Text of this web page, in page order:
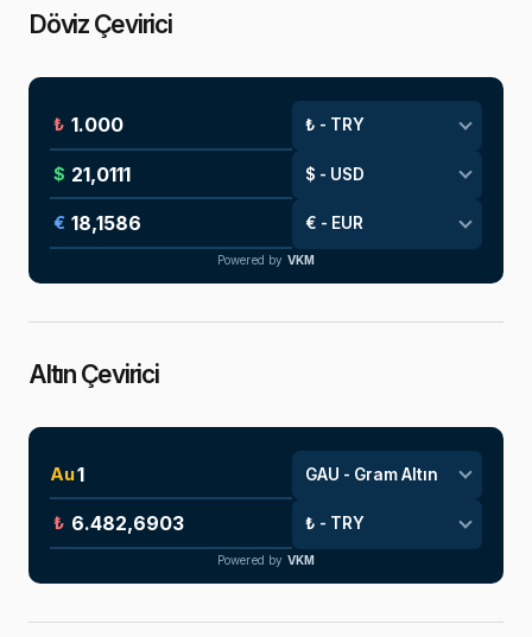
Döviz Çevirici
₺
$
€
Powered by VKM
Altın Çevirici
Au
₺
Powered by VKM